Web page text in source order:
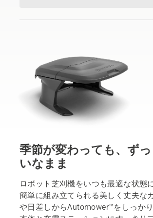
季節が変わっても、ず
いなまま
ロボット芝刈機をいつも最適な状態に
簡単に組み立てられる美しく丈夫な
や日差しからAutomower™をしっかり